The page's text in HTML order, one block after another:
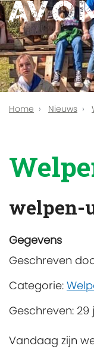
Home Nieuws
welpen-
Gegevens
Geschreven
Categorie:
Geschreven: 29
Vandaag zijn